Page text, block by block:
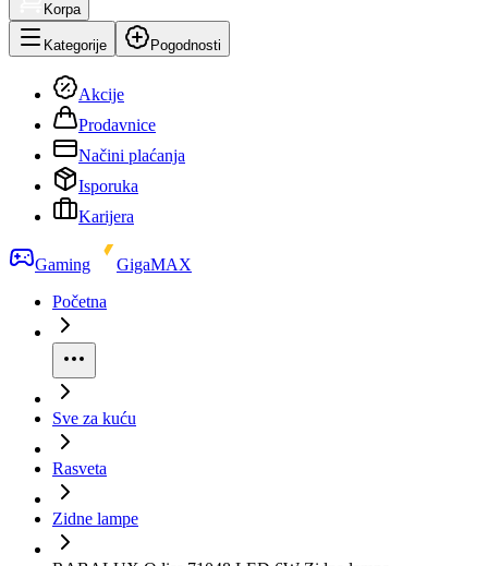
Korpa
Kategorije Pogodnosti
Akcije
Prodavnice
Načini plaćanja
Isporuka
Karijera
Gaming
GigaMAX
Početna
Sve za kuću
Rasveta
Zidne lampe